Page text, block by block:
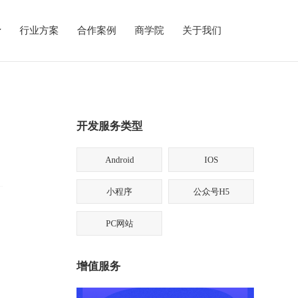
行业方案 合作案例 商学院 关于我们
开发服务类型
Android IOS
小程序 公众号H5
PC网站
增值服务